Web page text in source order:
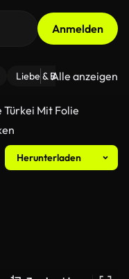
Anmelden
Liebe & Beziehungen
Alle anzeigen
Türkei Mit Folie
Herunterladen